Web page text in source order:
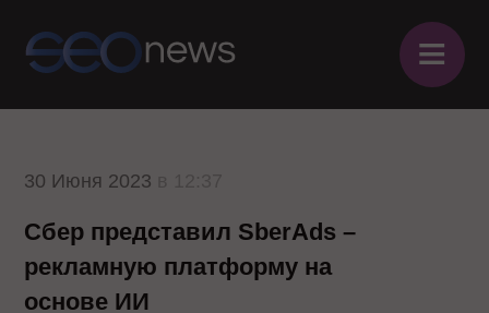
≡
30 Июня 2023
Сбер представил SberAds –
рекламную платформу на
основе ИИ